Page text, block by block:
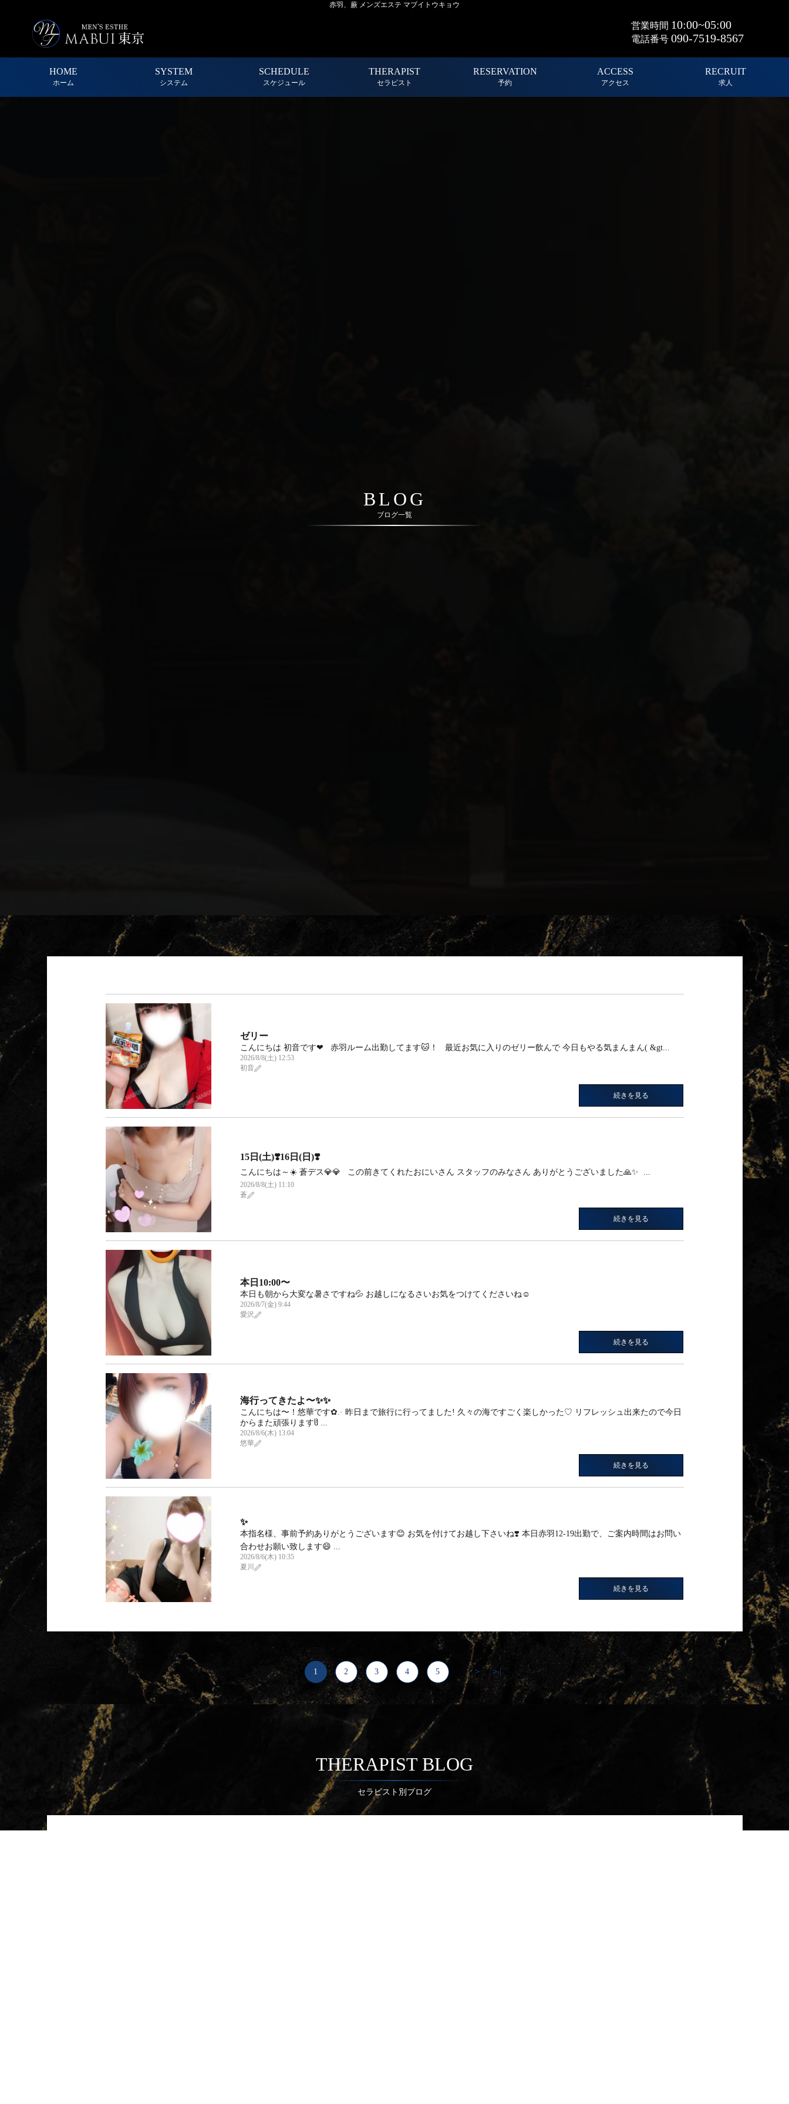
赤羽、蕨 メンズエステ マブイトウキョウ
営業時間 10:00~05:00
電話番号 090-7519-8567
HOME
ホーム
SYSTEM
システム
SCHEDULE
スケジュール
THERAPIST
セラピスト
RESERVATION
予約
ACCESS
アクセス
RECRUIT
求人
BLOG
ブログ一覧
ゼリー
こんにちは 初音です❤︎‬ 赤羽ルーム出勤してます🐱！ 最近お気に入りのゼリー飲んで 今日もやる気まんまん( &gt...
2026/8/8(土) 12:53
初音
続きを見る
15日(土)❣️16日(日)❣️
こんにちは～☀️ 蒼デス💎💎 この前きてくれたおにいさん スタッフのみなさん ありがとうございました🙏✨️ ...
2026/8/8(土) 11:10
蒼
続きを見る
本日10:00〜
本日も朝から大変な暑さですね💦 お越しになるさいお気をつけてくださいね☺️
2026/8/7(金) 9:44
愛沢
続きを見る
海行ってきたよ〜✨️✨
こんにちは〜！悠華です✿.· 昨日まで旅行に行ってました! 久々の海ですごく楽しかった♡ リフレッシュ出来たので今日
からまた頑張りますჱ̒ ...
2026/8/6(木) 13:04
悠華
続きを見る
✨
本指名様、事前予約ありがとうございます😊 お気を付けてお越し下さいね❣️ 本日赤羽12-19出勤で、ご案内時間はお問い
合わせお願い致します😄 ...
2026/8/6(木) 10:35
夏川
続きを見る
1 2 3 4 5 ＞ ＞|
THERAPIST BLOG
セラピスト別ブログ